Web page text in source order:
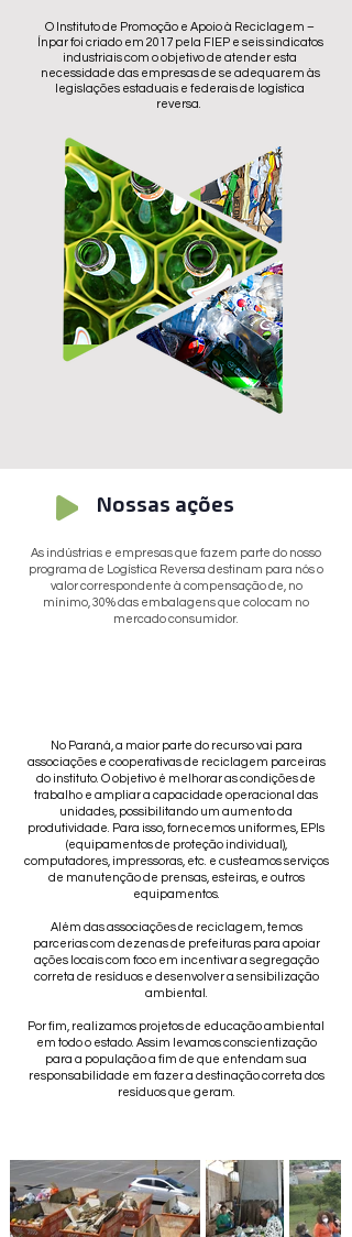
O Instituto de Promoção e Apoio à Reciclagem –
Ínpar foi criado em 2017 pela FIEP e seis sindicatos
industriais com o objetivo de atender esta
necessidade das empresas de se adequarem às
legislações estaduais e federais de logística
reversa.
Nossas ações
As indústrias e empresas que fazem parte do nosso
programa de Logística Reversa destinam para nós o
valor correspondente à compensação de, no
mínimo, 30% das embalagens que colocam no
mercado consumidor.
No Paraná, a maior parte do recurso vai para
associações e cooperativas de reciclagem parceiras
do instituto. O objetivo é melhorar as condições de
trabalho e ampliar a capacidade operacional das
unidades, possibilitando um aumento da
produtividade. Para isso, fornecemos uniformes, EPIs
(equipamentos de proteção individual),
computadores, impressoras, etc. e custeamos serviços
de manutenção de prensas, esteiras, e outros
equipamentos.
Além das associações de reciclagem, temos
parcerias com dezenas de prefeituras para apoiar
ações locais com foco em incentivar a segregação
correta de resíduos e desenvolver a sensibilização
ambiental.
Por fim, realizamos projetos de educação ambiental
em todo o estado. Assim levamos conscientização
para a população a fim de que entendam sua
responsabilidade em fazer a destinação correta dos
resíduos que geram.